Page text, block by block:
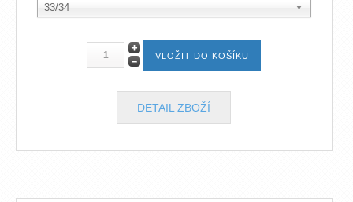
33/34
DETAIL ZBOŽÍ